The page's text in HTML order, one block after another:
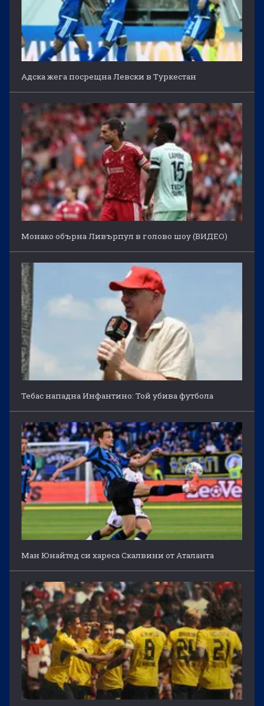
Адска жега посрещна Левски в Туркестан
Монако обърна Ливърпул в голово шоу (ВИДЕО)
Тебас нападна Инфантино: Той убива футбола
Ман Юнайтед си хареса Скалвини от Аталанта